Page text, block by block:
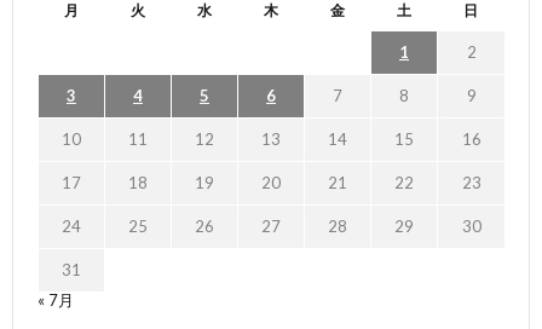
月 火 水 木 金 土 日
1 2
3 4 5 6 7 8 9
10 11 12 13 14 15 16
17 18 19 20 21 22 23
24 25 26 27 28 29 30
31
« 7月